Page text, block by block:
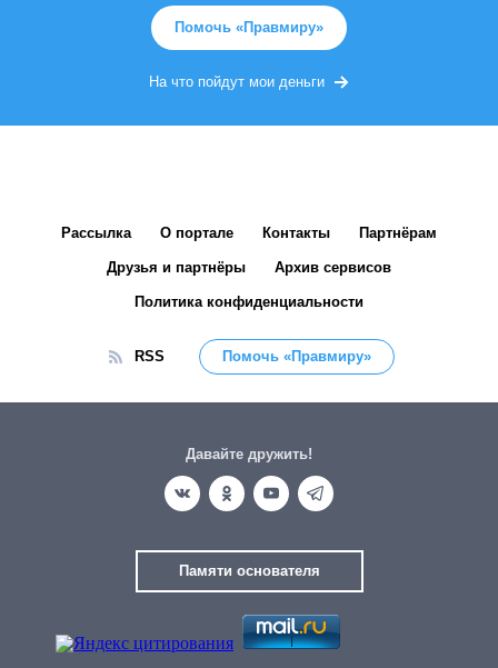
Помочь «Правмиру»
На что пойдут мои деньги
Рассылка О портале Контакты Партнёрам
Друзья и партнёры Архив сервисов
Политика конфиденциальности
RSS Помочь «Правмиру»
Давайте дружить!
Памяти основателя